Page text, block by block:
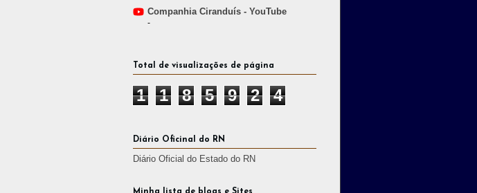
Companhia Ciranduís - YouTube
-
Total de visualizações de página
1 1 8 5 9 2 4
Diário Oficinal do RN
Diário Oficial do Estado do RN